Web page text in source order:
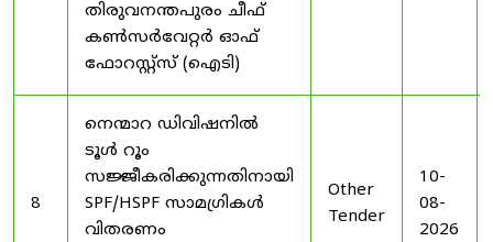
തിരുവനന്തപുരം ചീഫ്
കൺസർവേറ്റർ ഓഫ്
ഫോറസ്റ്റ്സ് (ഐടി)
8
നെന്മാറ ഡിവിഷനിൽ
ടൂൾ റൂം
സജ്ജീകരിക്കുന്നതിനായി
SPF/HSPF സാമഗ്രികൾ
വിതരണം
Other
Tender
10-
08-
2026